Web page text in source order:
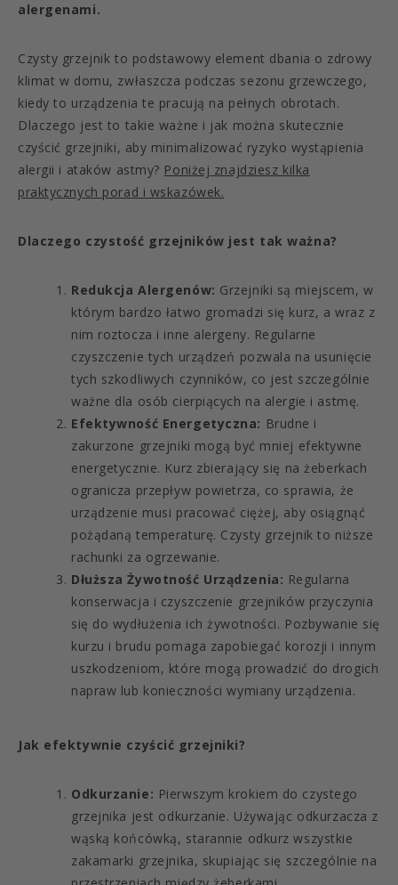
alergenami.
Czysty grzejnik to podstawowy element dbania o zdrowy
klimat w domu, zwłaszcza podczas sezonu grzewczego,
kiedy to urządzenia te pracują na pełnych obrotach.
Dlaczego jest to takie ważne i jak można skutecznie
czyścić grzejniki, aby minimalizować ryzyko wystąpienia
alergii i ataków astmy? Poniżej znajdziesz kilka
praktycznych porad i wskazówek.
Dlaczego czystość grzejników jest tak ważna?
Redukcja Alergenów: Grzejniki są miejscem, w
którym bardzo łatwo gromadzi się kurz, a wraz z
nim roztocza i inne alergeny. Regularne
czyszczenie tych urządzeń pozwala na usunięcie
tych szkodliwych czynników, co jest szczególnie
ważne dla osób cierpiących na alergie i astmę.
Efektywność Energetyczna: Brudne i
zakurzone grzejniki mogą być mniej efektywne
energetycznie. Kurz zbierający się na żeberkach
ogranicza przepływ powietrza, co sprawia, że
urządzenie musi pracować ciężej, aby osiągnąć
pożądaną temperaturę. Czysty grzejnik to niższe
rachunki za ogrzewanie.
Dłuższa Żywotność Urządzenia: Regularna
konserwacja i czyszczenie grzejników przyczynia
się do wydłużenia ich żywotności. Pozbywanie się
kurzu i brudu pomaga zapobiegać korozji i innym
uszkodzeniom, które mogą prowadzić do drogich
napraw lub konieczności wymiany urządzenia.
Jak efektywnie czyścić grzejniki?
Odkurzanie: Pierwszym krokiem do czystego
grzejnika jest odkurzanie. Używając odkurzacza z
wąską końcówką, starannie odkurz wszystkie
zakamarki grzejnika, skupiając się szczególnie na